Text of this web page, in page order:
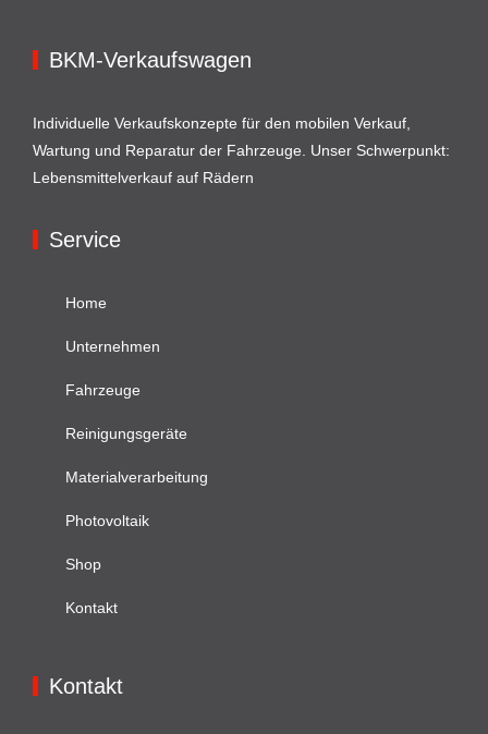
BKM-Verkaufswagen
Individuelle Verkaufskonzepte für den mobilen Verkauf,
Wartung und Reparatur der Fahrzeuge. Unser Schwerpunkt:
Lebensmittelverkauf auf Rädern
Service
Home
Unternehmen
Fahrzeuge
Reinigungsgeräte
Materialverarbeitung
Photovoltaik
Shop
Kontakt
Kontakt